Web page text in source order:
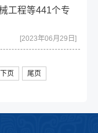
工程等441个专
[2023年06月29日]
下页 尾页